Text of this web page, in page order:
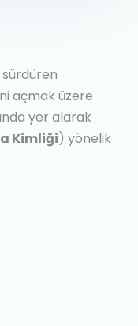
açmak üzere
yer alarak
Kimliği) yönelik